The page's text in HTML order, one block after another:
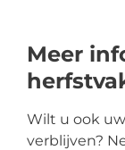
Meer
Wilt u ook
verblijven?